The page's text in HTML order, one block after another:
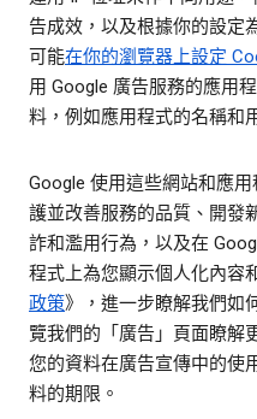
告成效，以及根據你的設定
可能在你的瀏覽器上設定
用 Google 廣告服務的應用
料，例如應用程式的名稱和
Google 使用這些網站和應
護並改善服務的品質、開發
詐和濫用行為，以及在
程式上為您顯示個人化內容
政策》，進一步瞭解我們如
覽我們的「廣告」 頁面瞭解
您的資料在廣告宣傳中的使
料的期限。